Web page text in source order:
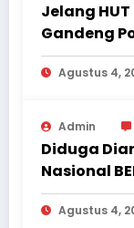
Jelang HUT
Gandeng
Jakarta
Agustus 4,
Admin
Diduga
Nasional
Jambi,
LukaAgustus 4,